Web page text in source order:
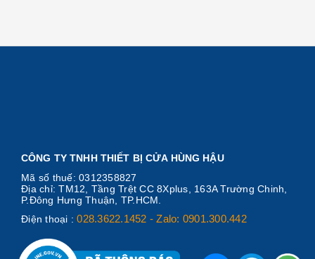
CÔNG TY TNHH THIẾT BỊ CỬA HÙNG HẬU
Mã số thuế: 0312358827
Địa chỉ: TM12, Tầng Trệt CC 8Xplus, 163A Trường Chinh,
P.Đông Hưng Thuận, TP.HCM.
Điện thoại :028.3622.1452 - Zalo: 0901.300.442